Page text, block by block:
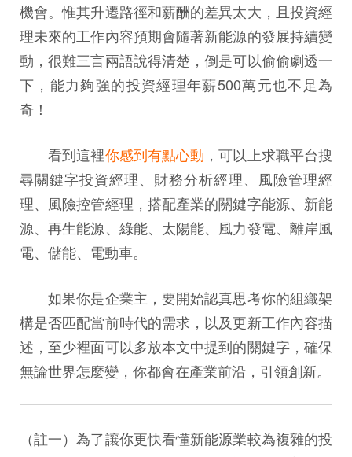
機會。惟其升遷路徑和薪酬的差異太大，且投資經
理未來的工作內容預期會隨著新能源的發展持續變
動，很難三言兩語說得清楚，倒是可以偷偷劇透一
下，能力夠強的投資經理年薪500萬元也不足為
奇！
看到這裡你感到有點心動 ，可以上求職平台搜
尋關鍵字投資經理、財務分析經理、風險管理經
理、風險控管經理，搭配產業的關鍵字能源、新能
源、再生能源、綠能、太陽能、風力發電、離岸風
電、儲能、電動車。
如果你是企業主，要開始認真思考你的組織架
構是否匹配當前時代的需求，以及更新工作內容描
述，至少裡面可以多放本文中提到的關鍵字，確保
無論世界怎麼變，你都會在產業前沿，引領創新。
（註一）為了讓你更快看懂新能源業較為複雜的投